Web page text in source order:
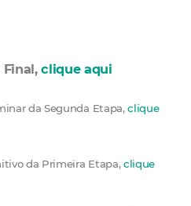
Final,clique aqui
da Segunda Etapa,clique
da Primeira Etapa,clique